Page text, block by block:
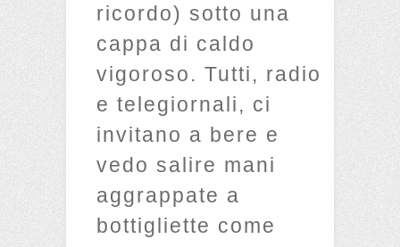
ricordo) sotto una
cappa di caldo
vigoroso. Tutti, radio
e telegiornali, ci
invitano a bere e
vedo salire mani
aggrappate a
bottigliette come